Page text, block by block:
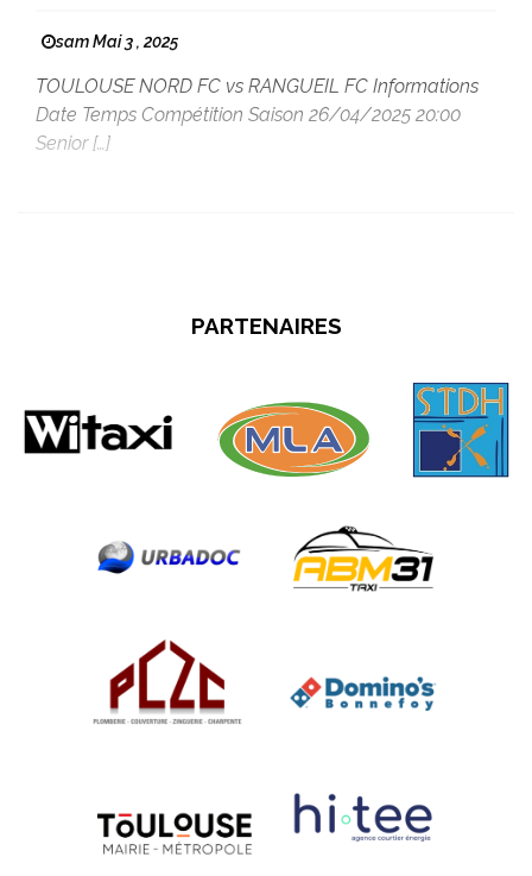
sam Mai 3 , 2025
TOULOUSE NORD FC vs RANGUEIL FC Informations
Date Temps Compétition Saison 26/04/2025 20:00
Senior […]
PARTENAIRES